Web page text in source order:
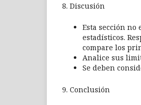
8. Discusión
Esta sección
estadísticos.
compare los
Analice sus
Se deben
9. Conclusión